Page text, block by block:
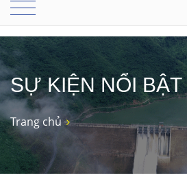
SỰ KIỆN NỔI BẬT
Trang chủ